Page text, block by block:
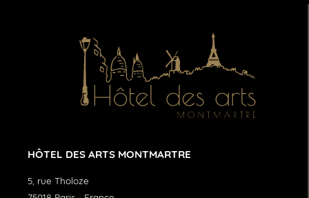
HÔTEL DES ARTS MONTMARTRE
5, rue Tholoze